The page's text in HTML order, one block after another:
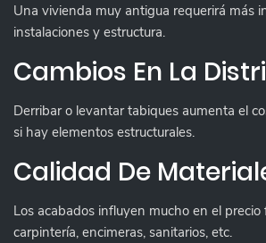
Una vivienda muy antigua requerirá más
instalaciones y estructura.
Cambios En La
Derribar o levantar tabiques aumenta el
si hay elementos estructurales.
Calidad De
Los acabados influyen mucho en el precio
carpintería, encimeras, sanitarios, etc.